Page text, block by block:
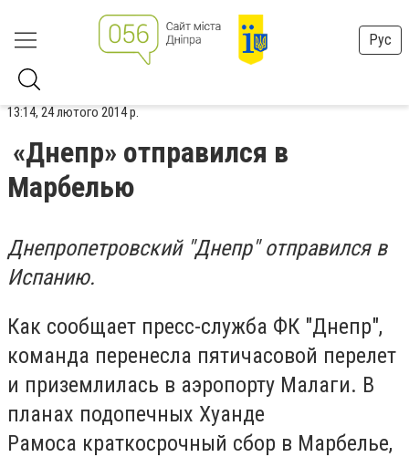
Рус
13:14, 24 лютого 2014 р.
«Днепр» отправился в
Марбелью
Днепропетровский "Днепр" отправился в
Испанию.
Как сообщает пресс-служба ФК "Днепр",
команда перенесла пятичасовой перелет
и приземлилась в аэропорту Малаги. В
планах подопечных Хуанде
Рамоса краткосрочный сбор в Марбелье,